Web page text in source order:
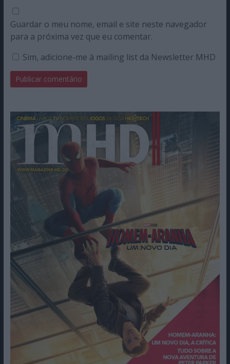
Guardar o meu nome, email e site neste navegador
para a próxima vez que eu comentar.
Sim, adicione-me à mailing list da Newsletter MHD